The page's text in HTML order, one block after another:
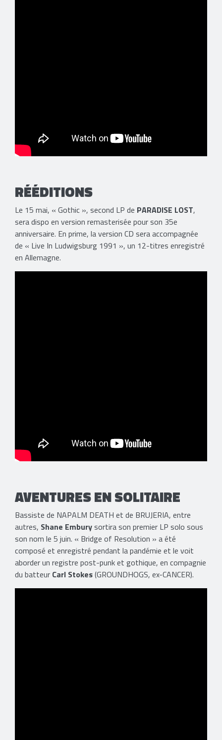
RÉÉDITIONS
Le 15 mai, « Gothic », second LP de PARADISE LOST,
sera dispo en version remasterisée pour son 35e
anniversaire. En prime, la version CD sera accompagnée
de « Live In Ludwigsburg 1991 », un 12-titres enregistré
en Allemagne.
AVENTURES EN SOLITAIRE
Bassiste de NAPALM DEATH et de BRUJERIA, entre
autres, Shane Emburysortira son premier LP solo sous
son nom le 5 juin. « Bridge of Resolution » a été
composé et enregistré pendant la pandémie et le voit
aborder un registre post-punk et gothique, en compagnie
du batteur Carl Stokes(GROUNDHOGS, ex-CANCER).